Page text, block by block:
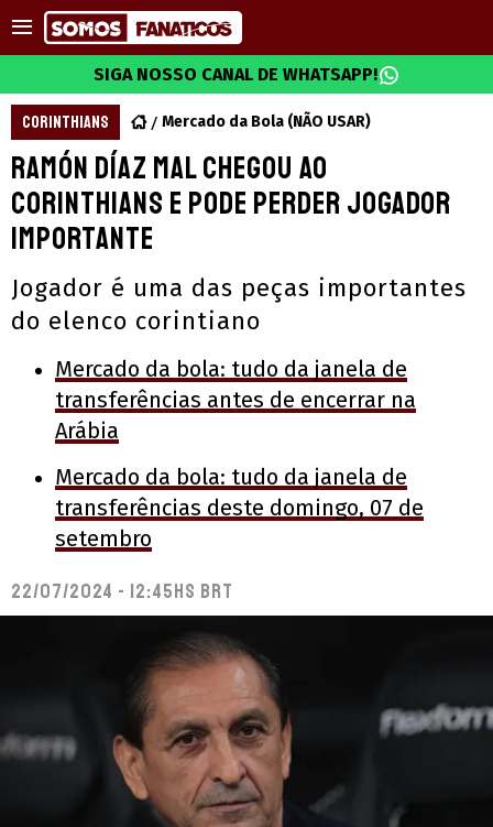
SIGA NOSSO CANAL DE WHATSAPP!
CORINTHIANS Mercado da Bola (NÃO USAR)
Ramón Díaz mal chegou ao
Corinthians e pode perder jogador
importante
Jogador é uma das peças importantes
do elenco corintiano
Mercado da bola: tudo da janela de
transferências antes de encerrar na
Arábia
Mercado da bola: tudo da janela de
transferências deste domingo, 07 de
setembro
22/07/2024 - 12:45hs BRT